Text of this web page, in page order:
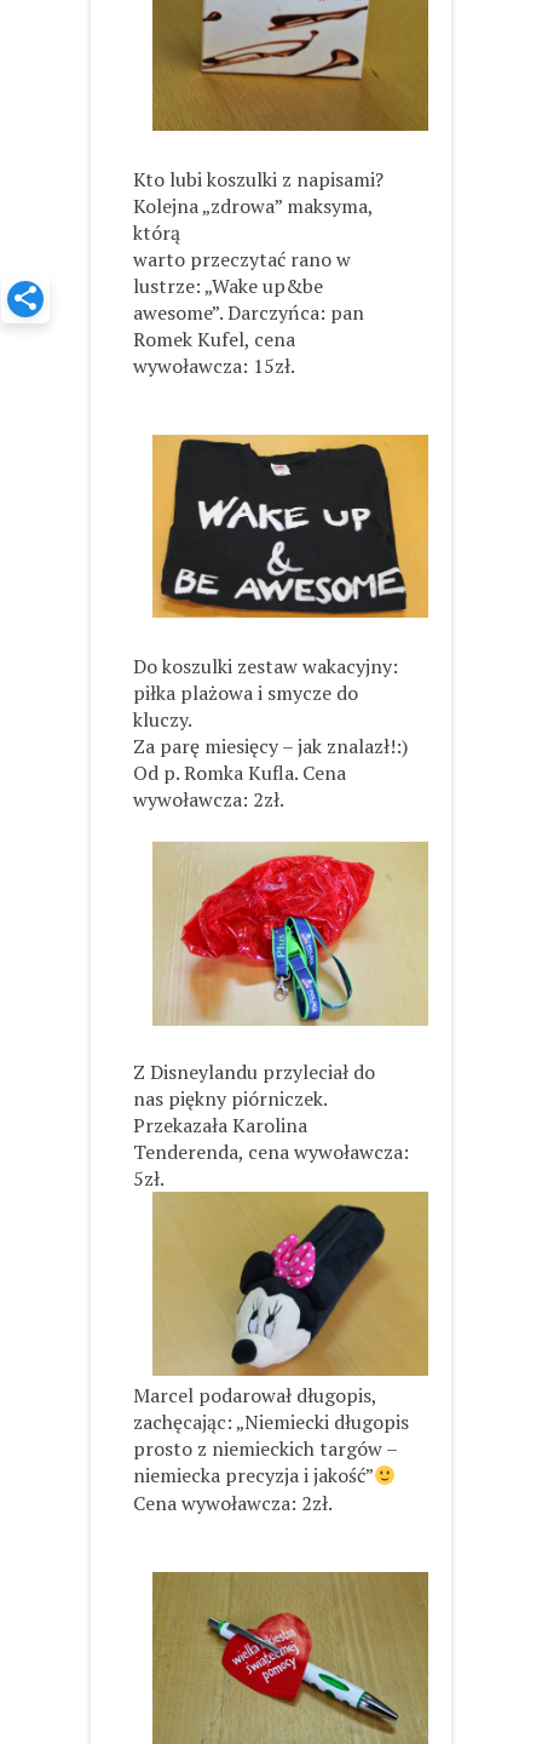
Kto lubi koszulki z napisami?
Kolejna „zdrowa” maksyma,
którą
warto przeczytać rano w
lustrze: „Wake up&be
awesome”. Darczyńca: pan
Romek Kufel, cena
wywoławcza: 15zł.
Do koszulki zestaw wakacyjny:
piłka plażowa i smycze do
kluczy.
Za parę miesięcy – jak znalazł!:)
Od p. Romka Kufla. Cena
wywoławcza: 2zł.
Z Disneylandu przyleciał do
nas piękny piórniczek.
Przekazała Karolina
Tenderenda, cena wywoławcza:
5zł.
Marcel podarował długopis,
zachęcając: „Niemiecki długopis
prosto z niemieckich targów –
niemiecka precyzja i jakość”
Cena wywoławcza: 2zł.